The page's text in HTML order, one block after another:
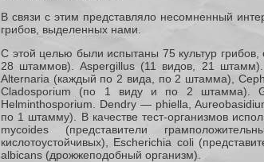
В связи с этим представляло несомненный
грибов, выделенных нами.
С этой целью были испытаны 75 культур
28 штаммов). Aspergillus (11 видов, 21 штамм).
Alternaria (каждый по 2 вида, по 2 штамма),
Cladosporium (по 1 виду и по 2 штамма).
Helminthosporium. Dendry — phiella,
по 1 штамму). В качестве тест-организмов
mycoides (представители
кислотоустойчивых), Escherichia coli
albicans (дрожжеподобный организм).